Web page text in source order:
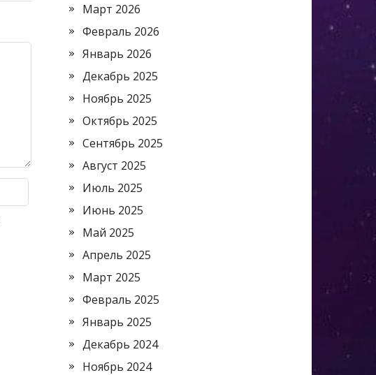
Март 2026
Февраль 2026
Январь 2026
Декабрь 2025
Ноябрь 2025
Октябрь 2025
Сентябрь 2025
Август 2025
Июль 2025
Июнь 2025
Май 2025
Апрель 2025
Март 2025
Февраль 2025
Январь 2025
Декабрь 2024
Ноябрь 2024